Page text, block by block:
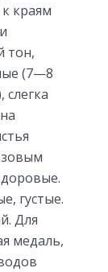
краям
тон,
(7—8
густые.
Для
медаль,